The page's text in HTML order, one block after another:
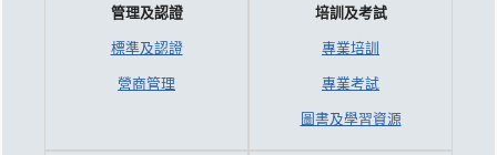
管理及認證
標準及認證
營商管理
培訓及考試
專業培訓
專業考試
圖書及學習資源